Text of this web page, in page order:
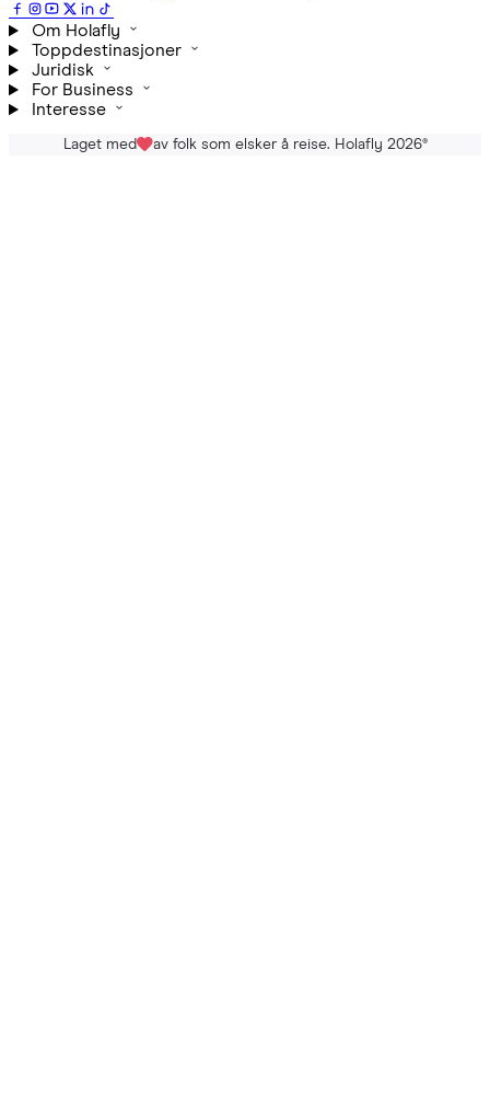
Om Holafly
Toppdestinasjoner
Juridisk
For Business
Interesse
Laget med av folk som elsker å reise. Holafly 2026®